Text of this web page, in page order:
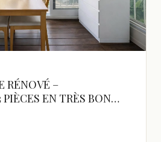
RÉNOVÉ –
EN TRÈS BON